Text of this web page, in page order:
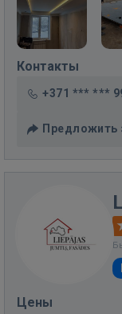
Контакты
+371 *** ***
Предложить
Цены